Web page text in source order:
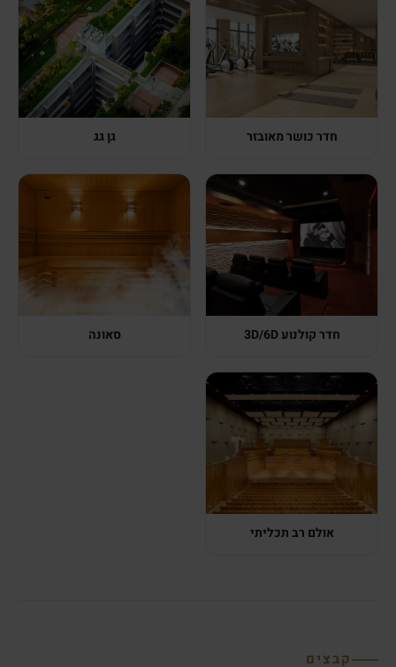
חדר כושר מאובזר גן גג
חדר קולנוע 3D/6D סאונה
אולם רב תכליתי
קבצים